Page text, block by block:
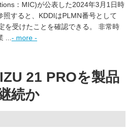
：MIC)が公表した2024年3月1日時
照すると、KDDIはPLMN番号として
を受けたことを確認できる。 非常時
... - more -
21 PROを製品
続か